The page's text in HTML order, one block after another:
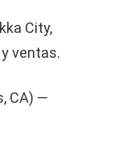
City,
ventas.
CA) —